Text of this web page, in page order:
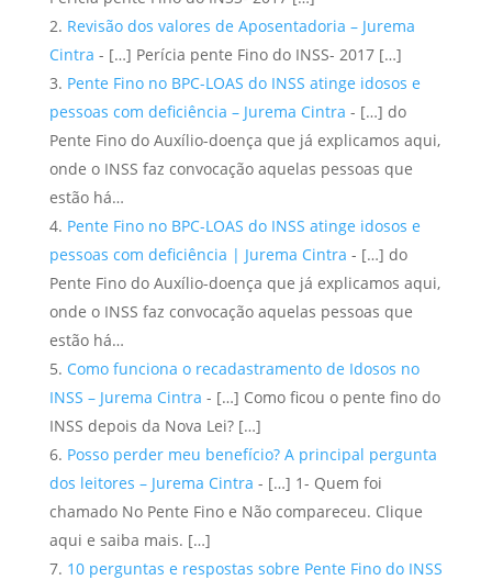
Revisão dos valores de Aposentadoria – Jurema
Cintra - […] Perícia pente Fino do INSS- 2017 […]
Pente Fino no BPC-LOAS do INSS atinge idosos e
pessoas com deficiência – Jurema Cintra - […] do
Pente Fino do Auxílio-doença que já explicamos aqui,
onde o INSS faz convocação aquelas pessoas que
estão há…
Pente Fino no BPC-LOAS do INSS atinge idosos e
pessoas com deficiência | Jurema Cintra - […] do
Pente Fino do Auxílio-doença que já explicamos aqui,
onde o INSS faz convocação aquelas pessoas que
estão há…
Como funciona o recadastramento de Idosos no
INSS – Jurema Cintra - […] Como ficou o pente fino do
INSS depois da Nova Lei? […]
Posso perder meu benefício? A principal pergunta
dos leitores – Jurema Cintra - […] 1- Quem foi
chamado No Pente Fino e Não compareceu. Clique
aqui e saiba mais. […]
10 perguntas e respostas sobre Pente Fino do INSS